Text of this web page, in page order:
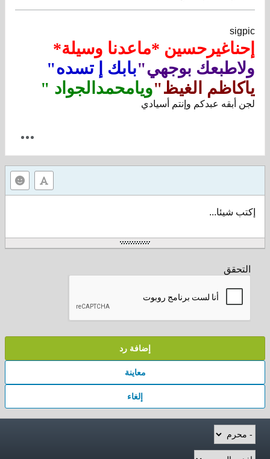
sigpic
إحناغيرحسين *ماعدنا وسيلة*
ولاطبعك بوجهي"بابك إ تسده"
ياكاظم الغيظ"ويامحمدالجواد "
لجن أبقه عبدكم وإنتم أسيادي
إكتب شيئا...
التحقق
إضافة رد
معاينة
إلغاء